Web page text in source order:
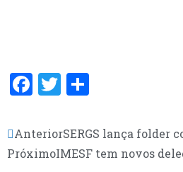
F
e
b
T
itt
er
ar
e
AnteriorSERGS lança folder
PróximoIMESF tem novos